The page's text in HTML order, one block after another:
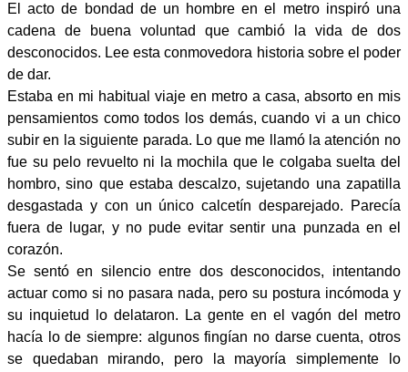
El acto de bondad de un hombre en el metro inspiró una
cadena de buena voluntad que cambió la vida de dos
desconocidos. Lee esta conmovedora historia sobre el poder
de dar.
Estaba en mi habitual viaje en metro a casa, absorto en mis
pensamientos como todos los demás, cuando vi a un chico
subir en la siguiente parada. Lo que me llamó la atención no
fue su pelo revuelto ni la mochila que le colgaba suelta del
hombro, sino que estaba descalzo, sujetando una zapatilla
desgastada y con un único calcetín desparejado. Parecía
fuera de lugar, y no pude evitar sentir una punzada en el
corazón.
Se sentó en silencio entre dos desconocidos, intentando
actuar como si no pasara nada, pero su postura incómoda y
su inquietud lo delataron. La gente en el vagón del metro
hacía lo de siempre: algunos fingían no darse cuenta, otros
se quedaban mirando, pero la mayoría simplemente lo